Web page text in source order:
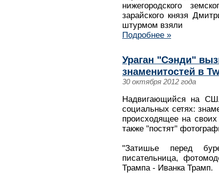
нижегородского
зарайского князя
штурмом взяли
Подробнее »
Ураган "Сэнди"
знаменитостей в
30 октября 2012 года
Надвигающийся на
социальных сетях:
происходящее на
также "постят"
"Затишье перед
писательница,
Трампа - Иванка Трамп.